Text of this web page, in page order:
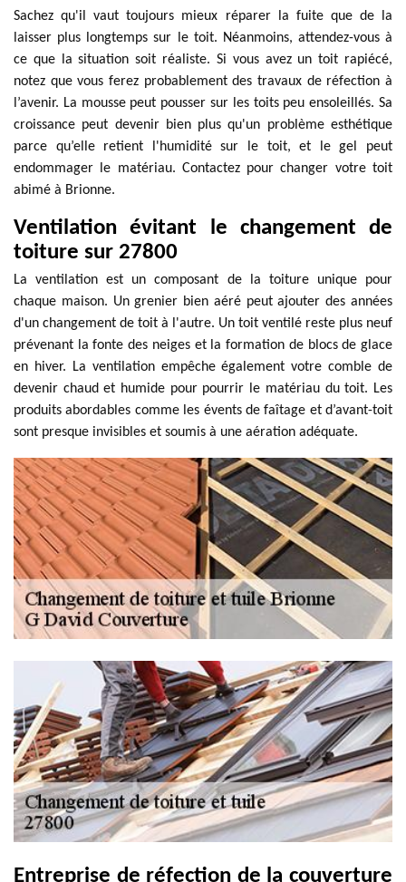
Sachez qu'il vaut toujours mieux réparer la fuite que de la
laisser plus longtemps sur le toit. Néanmoins, attendez-vous à
ce que la situation soit réaliste. Si vous avez un toit rapiécé,
notez que vous ferez probablement des travaux de réfection à
l’avenir. La mousse peut pousser sur les toits peu ensoleillés. Sa
croissance peut devenir bien plus qu'un problème esthétique
parce qu’elle retient l'humidité sur le toit, et le gel peut
endommager le matériau. Contactez pour changer votre toit
abimé à Brionne.
Ventilation évitant le changement de
toiture sur 27800
La ventilation est un composant de la toiture unique pour
chaque maison. Un grenier bien aéré peut ajouter des années
d'un changement de toit à l'autre. Un toit ventilé reste plus neuf
prévenant la fonte des neiges et la formation de blocs de glace
en hiver. La ventilation empêche également votre comble de
devenir chaud et humide pour pourrir le matériau du toit. Les
produits abordables comme les évents de faîtage et d’avant-toit
sont presque invisibles et soumis à une aération adéquate.
Entreprise de réfection de la couverture